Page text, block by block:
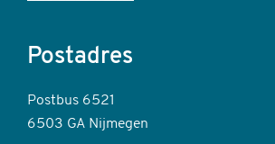
Postadres
Postbus 6521
6503 GA Nijmegen